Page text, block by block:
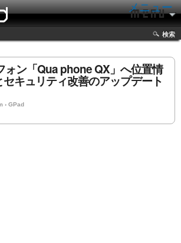
メニュー
検索
ォン「Qua phone QX」へ位置情
キュリティ改善のアップデート
› GPad